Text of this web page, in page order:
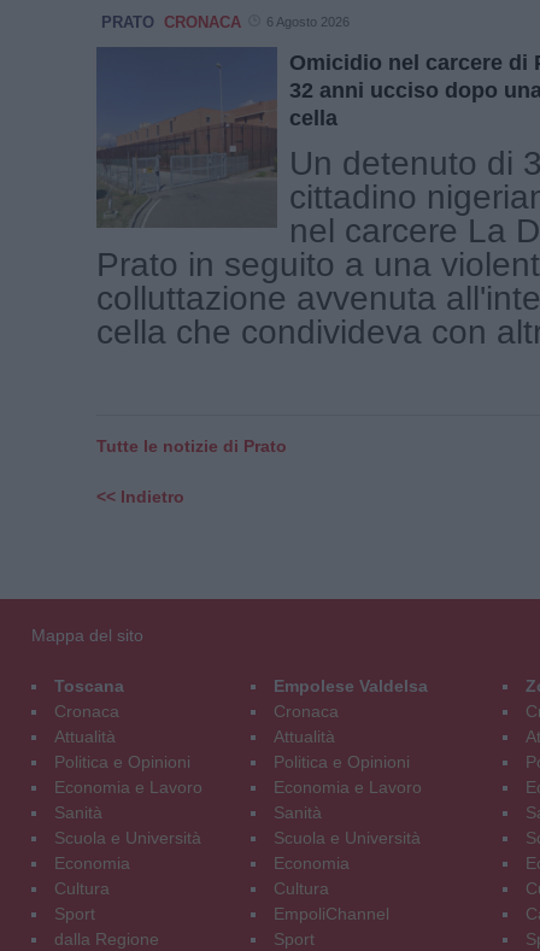
PRATO CRONACA 6 Agosto 2026
Omicidio nel carcere di
32 anni ucciso dopo
cella
Un detenuto di
cittadino
nel carcere La
Prato in seguito a una
colluttazione avvenuta
cella che condivideva con
Tutte le notizie di Prato
<< Indietro
Mappa del sito
Toscana
Cronaca
Attualità
Politica e Opinioni
Economia e Lavoro
Sanità
Scuola e Università
Economia
Cultura
Sport
dalla Regione
Empolese Valdelsa
Cronaca
Attualità
Politica e Opinioni
Economia e Lavoro
Sanità
Scuola e Università
Economia
Cultura
EmpoliChannel
Sport